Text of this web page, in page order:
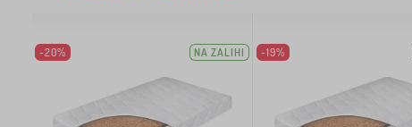
-20% NA ZALIHI -19%